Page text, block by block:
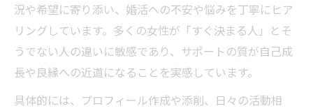
況や希望に寄り添い、婚活への不安や悩みを丁寧にヒア
リングしています。多くの女性が「すぐ決まる人」とそ
うでない人の違いに敏感であり、サポートの質が自己成
長や良縁への近道になることを実感しています。
具体的には、プロフィール作成や添削、日々の活動相